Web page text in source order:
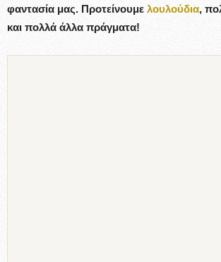
φαντασία μας. Προτείνουμε λουλούδια,
και πολλά άλλα πράγματα!